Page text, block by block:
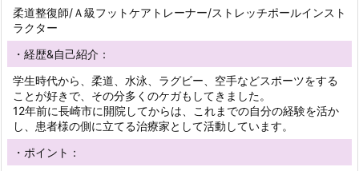
柔道整復師/Ａ級フットケアトレーナー/ストレッチポールインスト
ラクター
・経歴&自己紹介：
学生時代から、柔道、水泳、ラグビー、空手などスポーツをする
ことが好きで、その分多くのケガもしてきました。
12年前に長崎市に開院してからは、これまでの自分の経験を活か
し、患者様の側に立てる治療家として活動しています。
・ポイント：